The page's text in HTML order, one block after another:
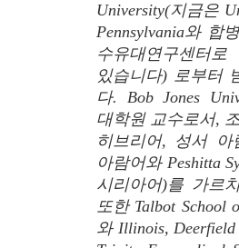
University(지금은
Pennsylvania와 합
수유대연구센터
있습니다) 로부터
다. Bob Jones
대학원 교수로서,
히브리어, 성서 아
아람어와 Peshitta
시리아어)를 가르
또한 Talbot School
와 Illinois,